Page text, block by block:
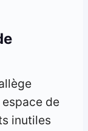
de
inutiles